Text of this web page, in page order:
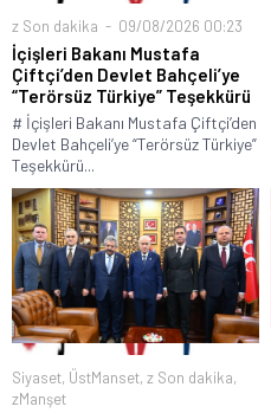
z Son dakika 09/08/2026 00:23
İçişleri Bakanı Mustafa
Çiftçi’den Devlet Bahçeli’ye
“Terörsüz Türkiye” Teşekkürü
# İçişleri Bakanı Mustafa Çiftçi’den
Devlet Bahçeli’ye “Terörsüz Türkiye”
Teşekkürü...
Siyaset, ÜstManset, z Son dakika,
zManşet